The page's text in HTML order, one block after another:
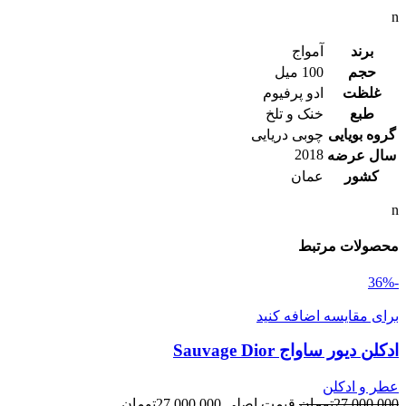
n
برند
آمواج
حجم
100 میل
غلظت
ادو پرفیوم
طبع
خنک و تلخ
گروه بویایی چوبی دریایی
سال عرضه 2018
کشور
عمان
n
محصولات مرتبط
-36%
برای مقایسه اضافه کنید
ادکلن دیور ساواج Sauvage Dior
عطر و ادکلن